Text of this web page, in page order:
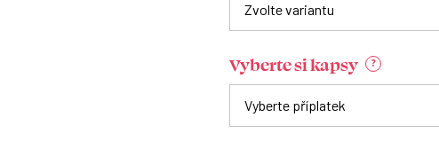
Vyberte si kapsy ?